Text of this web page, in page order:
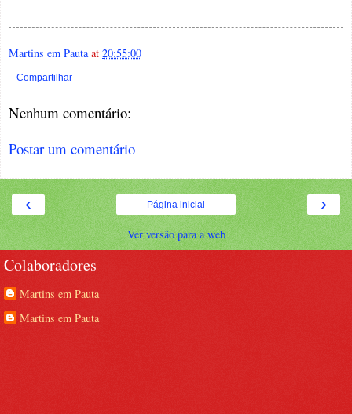
Martins em Pauta at 20:55:00
Compartilhar
Nenhum comentário:
Postar um comentário
‹ ›
Página inicial
Ver versão para a web
Colaboradores
Martins em Pauta
Martins em Pauta